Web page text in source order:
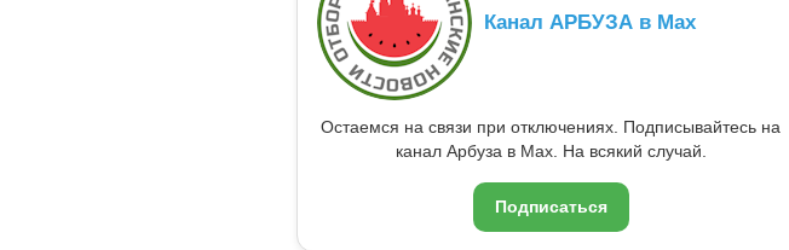
Канал АРБУЗА в Max
Остаемся на связи при отключениях. Подписывайтесь на
канал Арбуза в Max. На всякий случай.
Подписаться